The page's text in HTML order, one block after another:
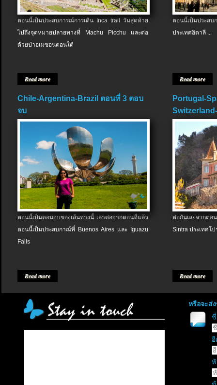
ตอนนี้เป็นประสบการณ์การเดิน Inca trail วันสุดท้าย
ไปถึงจุดหมายปลายทางที่ Machu Picchu และต่อ
ด้วยป่าอเมซอนตอนใต้
Read more
ตอนนี้เป็นประส
ประเทศอิตาลี ...
Read more
Chile-Argentina-Brazil ตอนที่ 3 ตอบ
จบ
ตอนนี้เป็นตอนจบของเส้นทางนี้ เล่าต่อจากตอนที่แล้ว
ตอนนี้เป็นประสบกาณ์ที่ Buenos Aires และ Iguazu
Falls
Read more
Portugal-
ต่อกันเลยจากต
Sintra ประเทศโป
Read more
หรือจะส่
อี
หั